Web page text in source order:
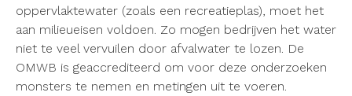
oppervlaktewater (zoals een recreatieplas), moet het
aan milieueisen voldoen. Zo mogen bedrijven het water
niet te veel vervuilen door afvalwater te lozen. De
OMWB is geaccrediteerd om voor deze onderzoeken
monsters te nemen en metingen uit te voeren.